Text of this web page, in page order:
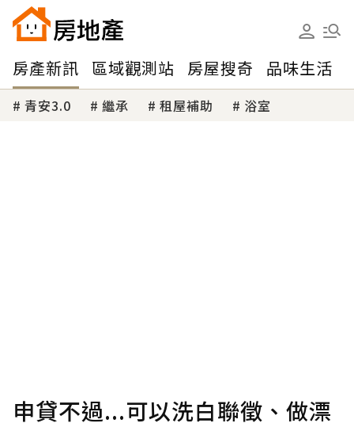
房產新訊 區域觀測站 房屋搜奇 品味生活
青安3.0 繼承 租屋補助 浴室
申貸不過...可以洗白聯徵、做漂